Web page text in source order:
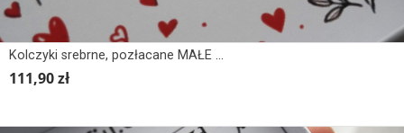
Kolczyki srebrne, pozłacane MAŁE SERCA, EMALIA
111,90 zł